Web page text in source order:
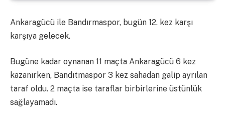
Ankaragücü ile Bandırmaspor, bugün 12. kez karşı
karşıya gelecek.
Bugüne kadar oynanan 11 maçta Ankaragücü 6 kez
kazanırken, Bandıtmaspor 3 kez sahadan galip ayrılan
taraf oldu. 2 maçta ise taraflar birbirlerine üstünlük
sağlayamadı.